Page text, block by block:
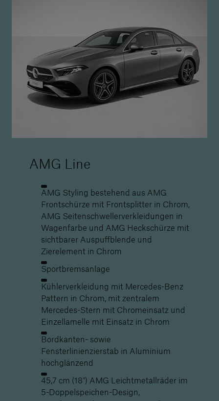
AMG Line
AMG Styling bestehend aus AMG
Frontschürze mit Frontsplitter in Chrom,
AMG Seitenschwellerverkleidungen in
Wagenfarbe und AMG Heckschürze mit
sichtbarer Auspuffblende und
Zierelement in Chrom
Sportbremsanlage
Kühlerverkleidung mit Mercedes-Benz
Pattern in Chrom, mit zentralem
Mercedes-Stern mit Chromeinsatz und
Einzellamelle mit Einsatz in Chrom
Bordkanten- sowie
Fensterlinienzierstab in Aluminium
hochglänzend
45,7 cm (18") AMG Leichtmetallräder im
5-Doppelspeichen-Design,